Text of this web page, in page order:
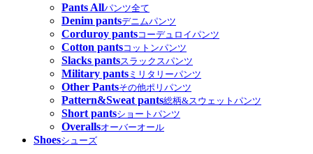
Pants Allパンツ全て
Denim pantsデニムパンツ
Corduroy pantsコーデュロイパンツ
Cotton pantsコットンパンツ
Slacks pantsスラックスパンツ
Military pants ミリタリーパンツ
Other Pantsその他ポリパンツ
Pattern&Sweat pants総柄&スウェットパンツ
Short pantsショートパンツ
Overallsオーバーオール
Shoesシューズ